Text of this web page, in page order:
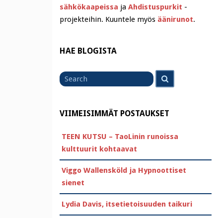
sähkökaapeissa ja Ahdistuspurkit -
projekteihin. Kuuntele myös äänirunot.
HAE BLOGISTA
for
VIIMEISIMMÄT POSTAUKSET
TEEN KUTSU – TaoLinin runoissa
kulttuurit kohtaavat
Viggo Wallensköld ja Hypnoottiset
sienet
Lydia Davis, itsetietoisuuden taikuri